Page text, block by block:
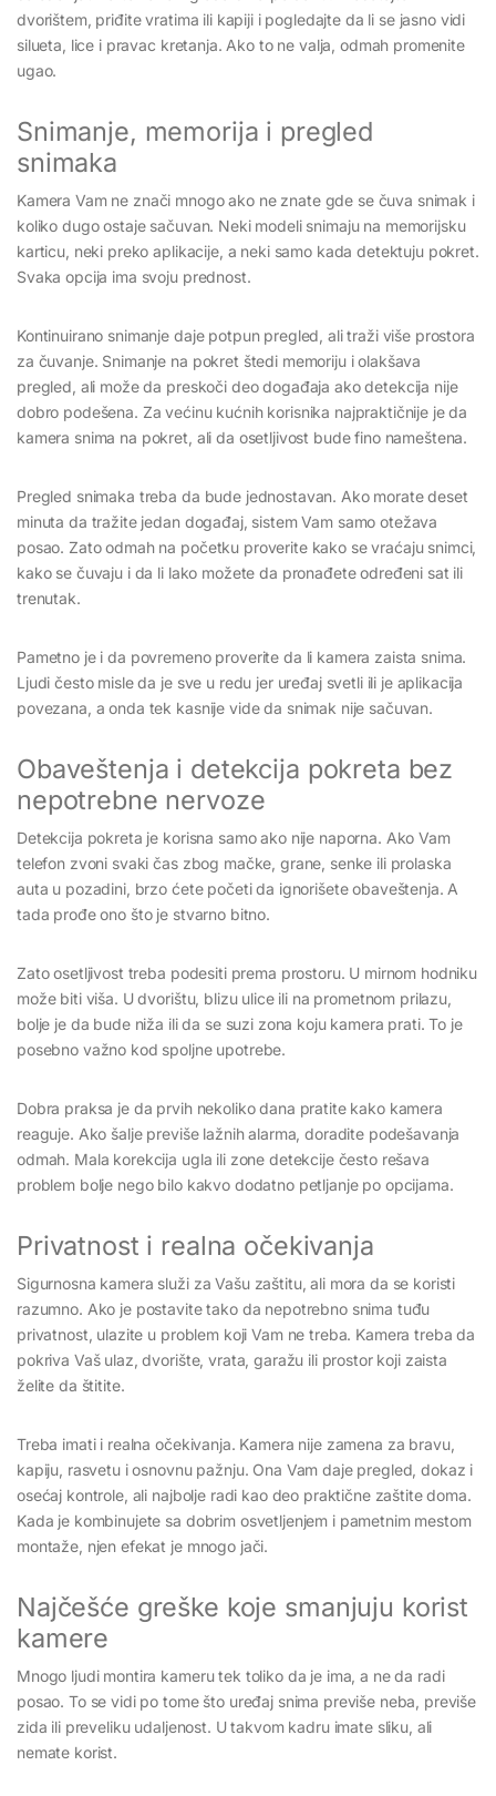
dvorištem, priđite vratima ili kapiji i pogledajte da li se jasno vidi
silueta, lice i pravac kretanja. Ako to ne valja, odmah promenite
ugao.
Snimanje, memorija i pregled
snimaka
Kamera Vam ne znači mnogo ako ne znate gde se čuva snimak i
koliko dugo ostaje sačuvan. Neki modeli snimaju na memorijsku
karticu, neki preko aplikacije, a neki samo kada detektuju pokret.
Svaka opcija ima svoju prednost.
Kontinuirano snimanje daje potpun pregled, ali traži više prostora
za čuvanje. Snimanje na pokret štedi memoriju i olakšava
pregled, ali može da preskoči deo događaja ako detekcija nije
dobro podešena. Za većinu kućnih korisnika najpraktičnije je da
kamera snima na pokret, ali da osetljivost bude fino nameštena.
Pregled snimaka treba da bude jednostavan. Ako morate deset
minuta da tražite jedan događaj, sistem Vam samo otežava
posao. Zato odmah na početku proverite kako se vraćaju snimci,
kako se čuvaju i da li lako možete da pronađete određeni sat ili
trenutak.
Pametno je i da povremeno proverite da li kamera zaista snima.
Ljudi često misle da je sve u redu jer uređaj svetli ili je aplikacija
povezana, a onda tek kasnije vide da snimak nije sačuvan.
Obaveštenja i detekcija pokreta bez
nepotrebne nervoze
Detekcija pokreta je korisna samo ako nije naporna. Ako Vam
telefon zvoni svaki čas zbog mačke, grane, senke ili prolaska
auta u pozadini, brzo ćete početi da ignorišete obaveštenja. A
tada prođe ono što je stvarno bitno.
Zato osetljivost treba podesiti prema prostoru. U mirnom hodniku
može biti viša. U dvorištu, blizu ulice ili na prometnom prilazu,
bolje je da bude niža ili da se suzi zona koju kamera prati. To je
posebno važno kod spoljne upotrebe.
Dobra praksa je da prvih nekoliko dana pratite kako kamera
reaguje. Ako šalje previše lažnih alarma, doradite podešavanja
odmah. Mala korekcija ugla ili zone detekcije često rešava
problem bolje nego bilo kakvo dodatno petljanje po opcijama.
Privatnost i realna očekivanja
Sigurnosna kamera služi za Vašu zaštitu, ali mora da se koristi
razumno. Ako je postavite tako da nepotrebno snima tuđu
privatnost, ulazite u problem koji Vam ne treba. Kamera treba da
pokriva Vaš ulaz, dvorište, vrata, garažu ili prostor koji zaista
želite da štitite.
Treba imati i realna očekivanja. Kamera nije zamena za bravu,
kapiju, rasvetu i osnovnu pažnju. Ona Vam daje pregled, dokaz i
osećaj kontrole, ali najbolje radi kao deo praktične zaštite doma.
Kada je kombinujete sa dobrim osvetljenjem i pametnim mestom
montaže, njen efekat je mnogo jači.
Najčešće greške koje smanjuju korist
kamere
Mnogo ljudi montira kameru tek toliko da je ima, a ne da radi
posao. To se vidi po tome što uređaj snima previše neba, previše
zida ili preveliku udaljenost. U takvom kadru imate sliku, ali
nemate korist.